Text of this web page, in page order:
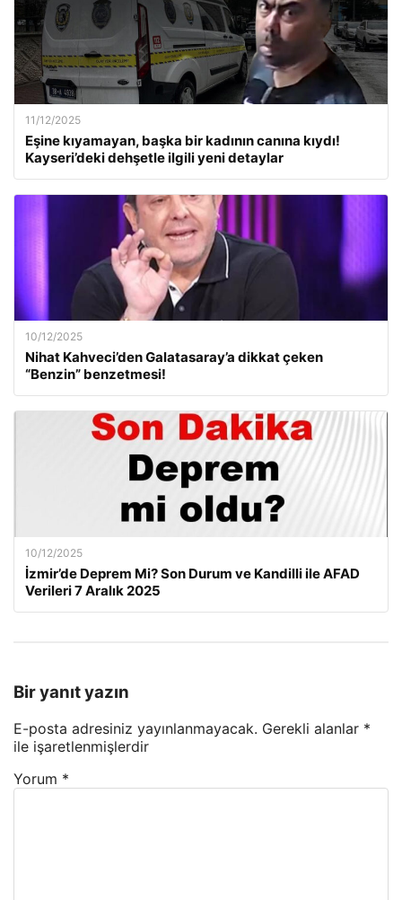
11/12/2025
Eşine kıyamayan, başka bir kadının canına kıydı!
Kayseri’deki dehşetle ilgili yeni detaylar
10/12/2025
Nihat Kahveci’den Galatasaray’a dikkat çeken
“Benzin” benzetmesi!
10/12/2025
İzmir’de Deprem Mi? Son Durum ve Kandilli ile AFAD
Verileri 7 Aralık 2025
Bir yanıt yazın
E-posta adresiniz yayınlanmayacak. Gerekli alanlar *
ile işaretlenmişlerdir
Yorum *